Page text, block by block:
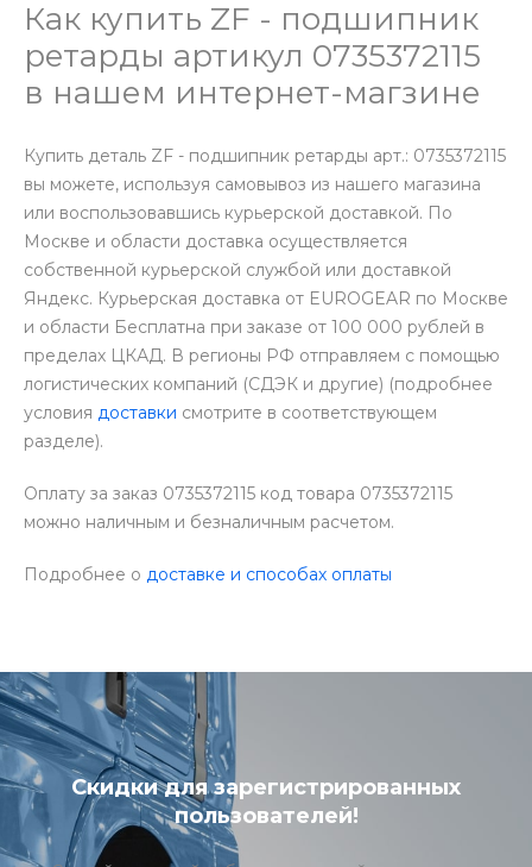
Как купить ZF - подшипник
ретарды артикул 0735372115
в нашем интернет-магзине
Купить деталь ZF - подшипник ретарды арт.: 0735372115
вы можете, используя самовывоз из нашего магазина
или воспользовавшись курьерской доставкой. По
Москве и области доставка осуществляется
собственной курьерской службой или доставкой
Яндекс. Курьерская доставка от EUROGEAR по Москве
и области Бесплатна при заказе от 100 000 рублей в
пределах ЦКАД. В регионы РФ отправляем с помощью
логистических компаний (СДЭК и другие) (подробнее
условия доставки смотрите в соответствующем
разделе).
Оплату за заказ 0735372115 код товара 0735372115
можно наличным и безналичным расчетом.
Подробнее о доставке и способах оплаты
Скидки для зарегистрированных
пользователей!